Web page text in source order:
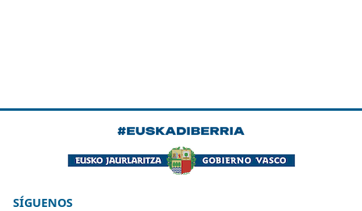
SÍGUENOS